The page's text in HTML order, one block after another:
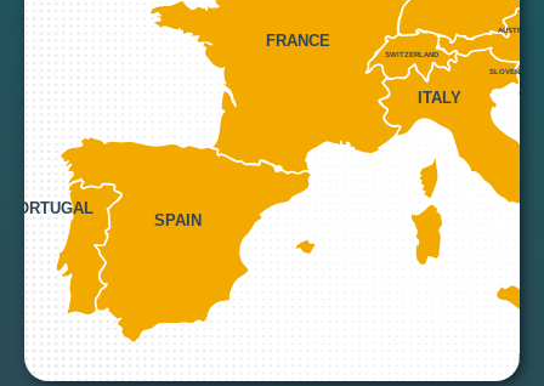
FRANCE
SWITZERLAND
ITALY
AUSTRIA
PORTUGAL
SPAIN
SLOVENIA